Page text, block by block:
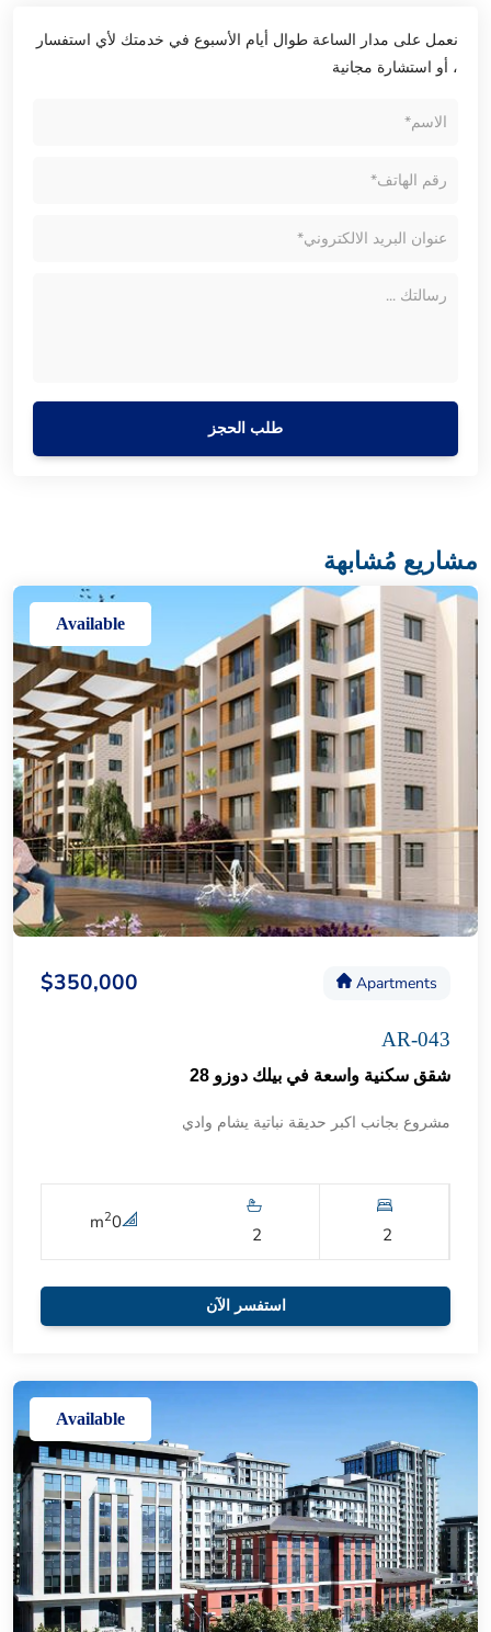
نعمل على مدار الساعة طوال أيام الأسبوع في خدمتك لأي استفسار
، أو استشارة مجانية
طلب الحجز
مشاريع مُشابهة
Available
Apartments
$350,000
AR-043
شقق سكنية واسعة في بيلك دوزو 28
مشروع بجانب اكبر حديقة نباتية يشام وادي
2
2
0
m2
استفسر الآن
Available